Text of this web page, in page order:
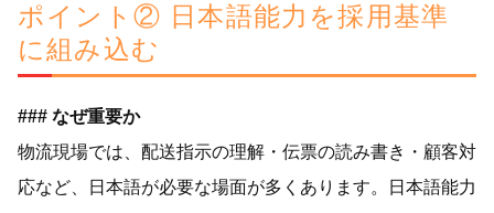
ポイント② 日本語能力を採用基準
に組み込む
### なぜ重要か
物流現場では、配送指示の理解・伝票の読み書き・顧客対
応など、日本語が必要な場面が多くあります。日本語能力